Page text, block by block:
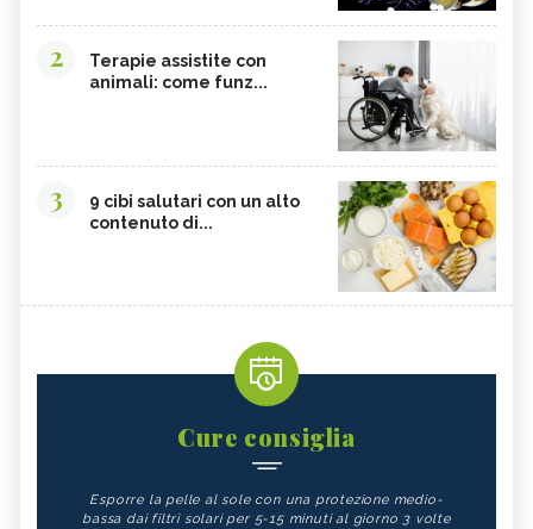
2
Terapie assistite con
animali: come funz...
3
9 cibi salutari con un alto
contenuto di...
Cure consiglia
Esporre la pelle al sole con una protezione medio-
bassa dai filtri solari per 5-15 minuti al giorno 3 volte